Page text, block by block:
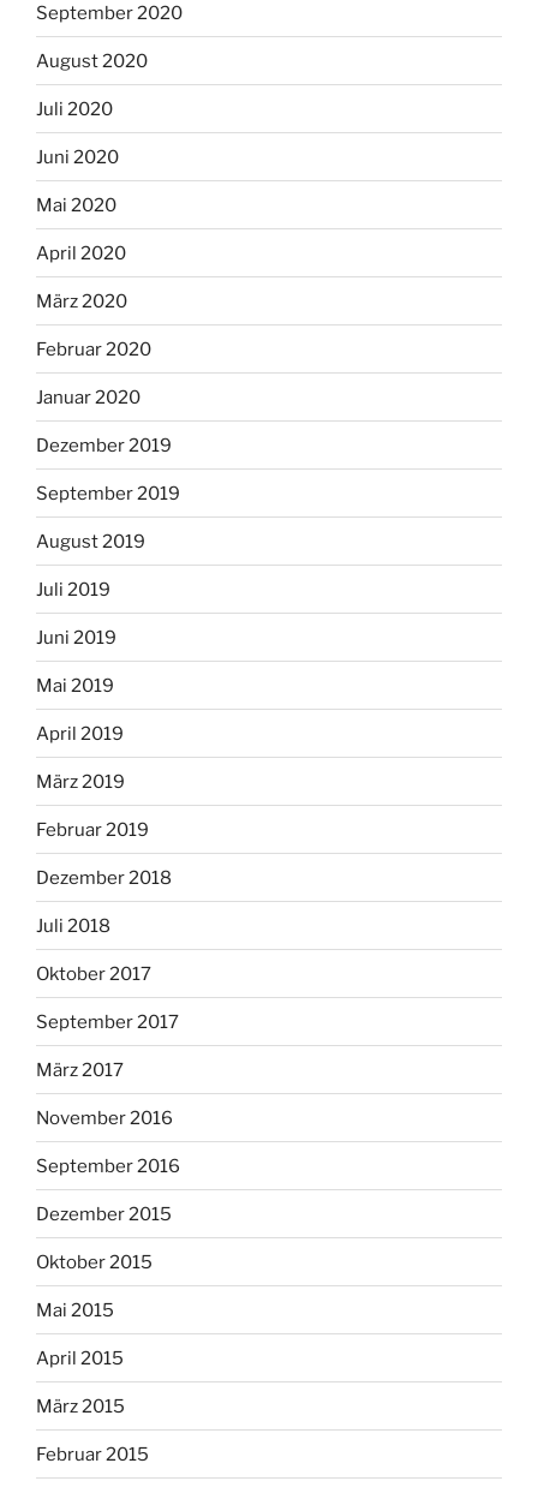
September 2020
August 2020
Juli 2020
Juni 2020
Mai 2020
April 2020
März 2020
Februar 2020
Januar 2020
Dezember 2019
September 2019
August 2019
Juli 2019
Juni 2019
Mai 2019
April 2019
März 2019
Februar 2019
Dezember 2018
Juli 2018
Oktober 2017
September 2017
März 2017
November 2016
September 2016
Dezember 2015
Oktober 2015
Mai 2015
April 2015
März 2015
Februar 2015